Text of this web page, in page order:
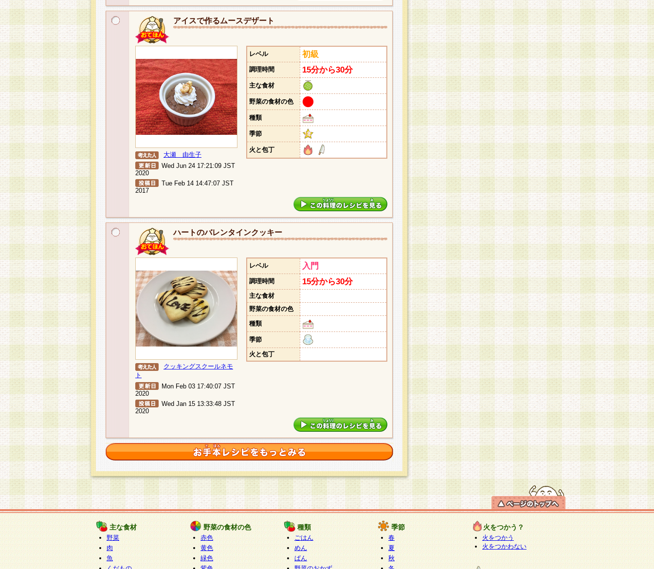
アイスで作るムースデザート
大瀬 由生子
Wed Jun 24 17:21:09 JST
2020
Tue Feb 14 14:47:07 JST
2017
レベル 初級
調理時間 15分から30分
主な食材
野菜の食材の色
種類
季節
火と包丁
ハートのバレンタインクッキー
クッキングスクールネモ
ト
Mon Feb 03 17:40:07 JST
2020
Wed Jan 15 13:33:48 JST
2020
レベル 入門
調理時間 15分から30分
主な食材
野菜の食材の色
種類
季節
火と包丁
主な食材
野菜
肉
魚
野菜の食材の色
赤色
黄色
緑色
種類
ごはん
めん
ぱん
季節
春
夏
秋
火をつかう？
火をつかう
火をつかわない